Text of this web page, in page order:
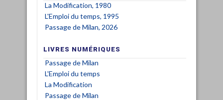
La Modification, 1980
L'Emploi du temps, 1995
Passage de Milan, 2026
LIVRES NUMÉRIQUES
Passage de Milan
L'Emploi du temps
La Modification
Passage de Milan